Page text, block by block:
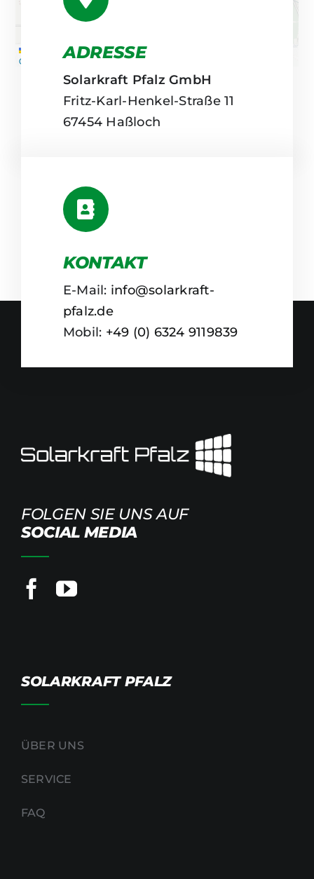
Map tiles byCARTO, under
OpenStreetMap, under ODbL.
ADRESSE
Solarkraft Pfalz GmbH
Fritz-Karl-Henkel-Straße 11
67454 Haßloch
KONTAKT
E-Mail: info@solarkraft-
pfalz.de
Mobil: +49 (0) 6324 9119839
FOLGEN SIE UNS AUF
SOCIAL MEDIA
SOLARKRAFT PFALZ
ÜBER UNS
SERVICE
FAQ